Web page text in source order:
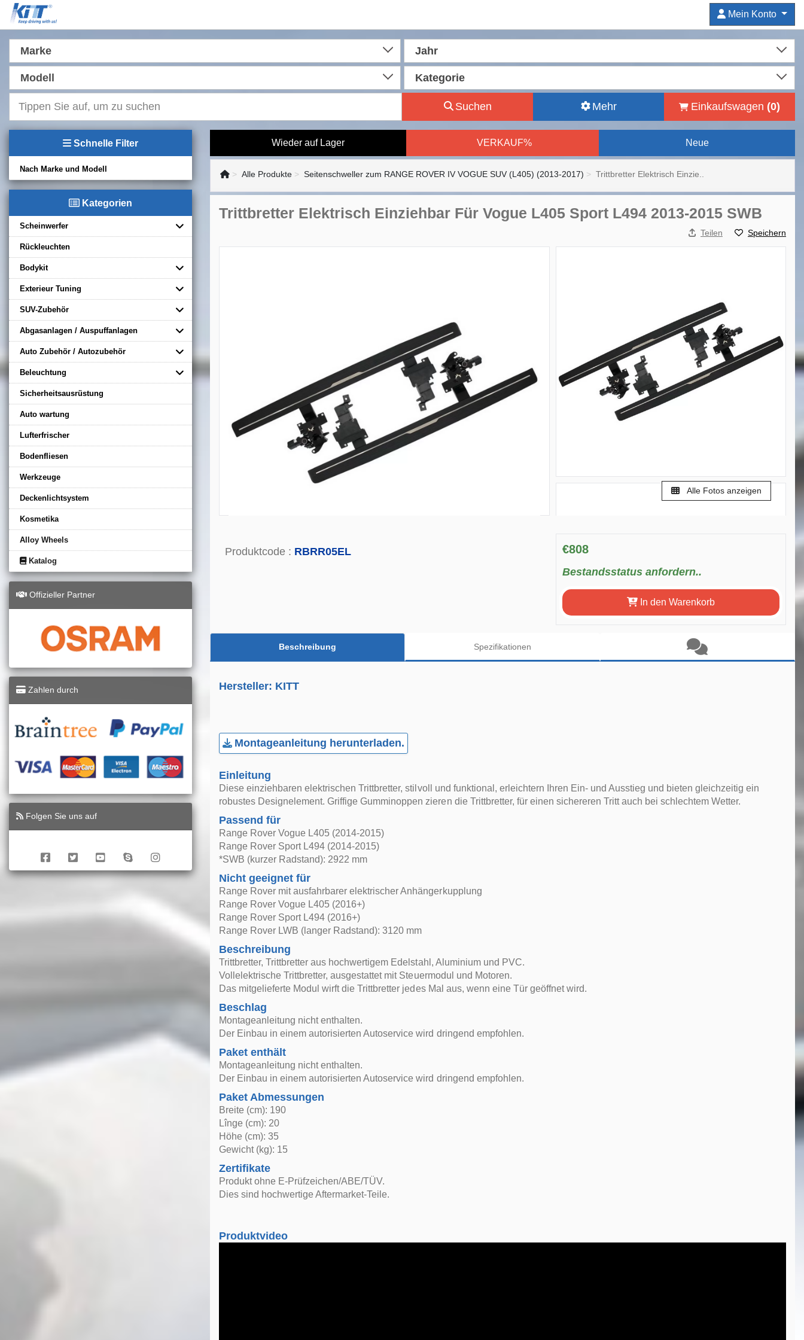
Mein Konto
Marke Jahr
Modell Kategorie
Suchen Mehr Einkaufswagen (0)
Schnelle Filter
Nach Marke und Modell
Kategorien
Scheinwerfer
Rückleuchten
Bodykit
Exterieur Tuning
SUV-Zubehör
Abgasanlagen / Auspuffanlagen
Auto Zubehör / Autozubehör
Beleuchtung
Sicherheitsausrüstung
Auto wartung
Lufterfrischer
Bodenfliesen
Werkzeuge
Deckenlichtsystem
Kosmetika
Alloy Wheels
Katalog
Offizieller Partner
Zahlen durch
Folgen Sie uns auf
Wieder auf Lager VERKAUF% Neue
Alle Produkte Seitenschweller zum RANGE ROVER IV VOGUE SUV (L405) (2013-2017) Trittbretter Elektrisch Einzie..
Trittbretter Elektrisch Einziehbar Für Vogue L405 Sport L494 2013-2015 SWB
Teilen Speichern
Alle Fotos anzeigen
Produktcode : RBRR05EL €808
Bestandsstatus anfordern..
In den Warenkorb
Beschreibung Spezifikationen
Hersteller: KITT
Montageanleitung herunterladen.
Einleitung
Diese einziehbaren elektrischen Trittbretter, stilvoll und funktional, erleichtern Ihren Ein- und Ausstieg und bieten gleichzeitig ein
robustes Designelement. Griffige Gumminoppen zieren die Trittbretter, für einen sichereren Tritt auch bei schlechtem Wetter.
Passend für
Range Rover Vogue L405 (2014-2015)
Range Rover Sport L494 (2014-2015)
*SWB (kurzer Radstand): 2922 mm
Nicht geeignet für
Range Rover mit ausfahrbarer elektrischer Anhängerkupplung
Range Rover Vogue L405 (2016+)
Range Rover Sport L494 (2016+)
Range Rover LWB (langer Radstand): 3120 mm
Beschreibung
Trittbretter, Trittbretter aus hochwertigem Edelstahl, Aluminium und PVC.
Vollelektrische Trittbretter, ausgestattet mit Steuermodul und Motoren.
Das mitgelieferte Modul wirft die Trittbretter jedes Mal aus, wenn eine Tür geöffnet wird.
Beschlag
Montageanleitung nicht enthalten.
Der Einbau in einem autorisierten Autoservice wird dringend empfohlen.
Paket enthält
Montageanleitung nicht enthalten.
Der Einbau in einem autorisierten Autoservice wird dringend empfohlen.
Paket Abmessungen
Breite (cm): 190
Lînge (cm): 20
Höhe (cm): 35
Gewicht (kg): 15
Zertifikate
Produkt ohne E-Prüfzeichen/ABE/TÜV.
Dies sind hochwertige Aftermarket-Teile.
Produktvideo